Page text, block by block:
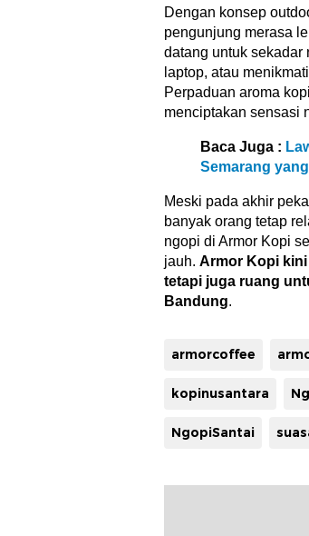
Dengan konsep
pengunjung merasa
datang untuk sekadar
laptop, atau
Perpaduan aroma
menciptakan sensasi
Baca Juga :
Semarang
Meski pada akhir
banyak orang tetap
ngopi di Armor Kopi
jauh. Armor Kopi
tetapi juga ruang
Bandung.
armorcoffee
kopinusantara
NgopiSantai